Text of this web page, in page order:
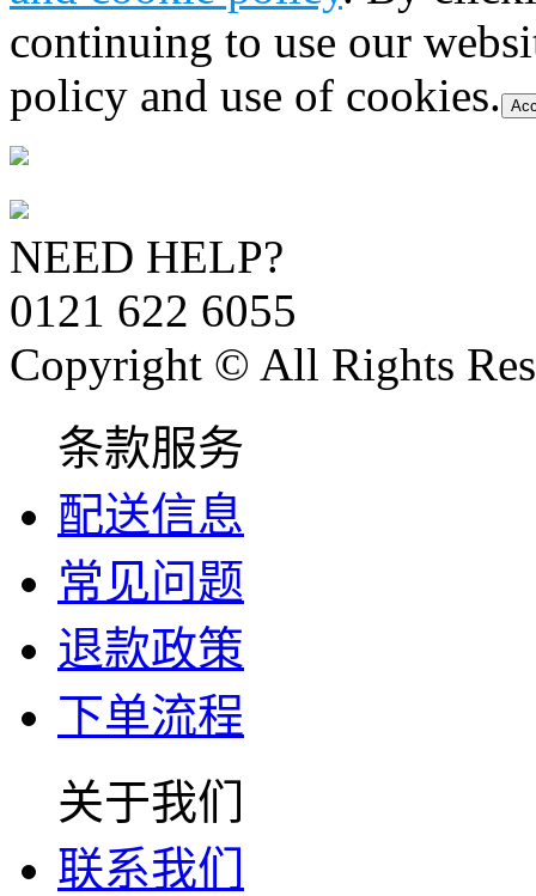
continuing to use our
policy and use of cookies.
NEED HELP?
0121 622 6055
Copyright © All Rights
条款服务
配送信息
常见问题
退款政策
下单流程
关于我们
联系我们